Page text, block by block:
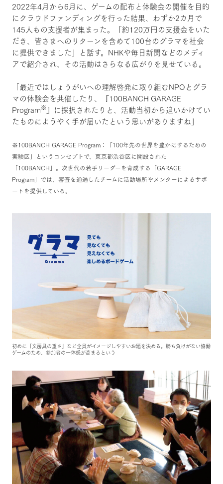
2022年4月から6月に、ゲームの配布と体験会の開催を目的
にクラウドファンディングを行った結果、わずか2カ月で
145人もの支援者が集まった。「約120万円の支援金をいた
だき、皆さまへのリターンを含めて100台のグラマを社会
に提供できました」と話す。NHKや毎日新聞などのメディ
アで紹介され、その活動はさらなる広がりを見せている。
「最近ではしょうがいへの理解啓発に取り組むNPOとグラ
マの体験会を共催したり、『100BANCH GARAGE
Program※ 』に採択されたりと、活動当初から追いかけてい
たものにようやく手が届いたという思いがありますね」
※100BANCH GARAGE Program：「100年先の世界を豊かにするための
実験区」というコンセプトで、東京都渋谷区に開設された
「100BANCH」。次世代の若手リーダーを育成する「GARAGE
Program」では、審査を通過したチームに活動場所やメンターによるサポ
ートを提供している。
初めに「文房具の重さ」など全員がイメージしやすいお題を決める。勝ち負けがない協働
ゲームのため、参加者の一体感が高まるという